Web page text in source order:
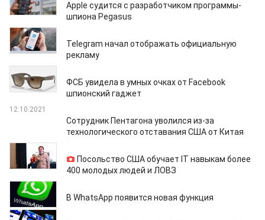
Apple судится с разработчиком программы-
шпиона Pegasus
08.11.2021
Telegram начал отображать официальную
рекламу
12.10.2021
ФСБ увидела в умных очках от Facebook
шпионский гаджет
12.10.2021
Сотрудник Пентагона уволился из-за
технологического отставания США от Китая
01.10.2021
Посольство США обучает IT навыкам более
400 молодых людей и ЛОВЗ
17.09.2021
В WhatsApp появится новая функция
15.09.2021